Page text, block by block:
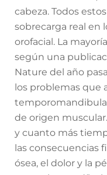
cabeza. Todos
sobrecarga real en
orofacial. La
según una
Nature del año
los problemas que
de origen
y cuanto más
las consecuencias
ósea, el dolor y la